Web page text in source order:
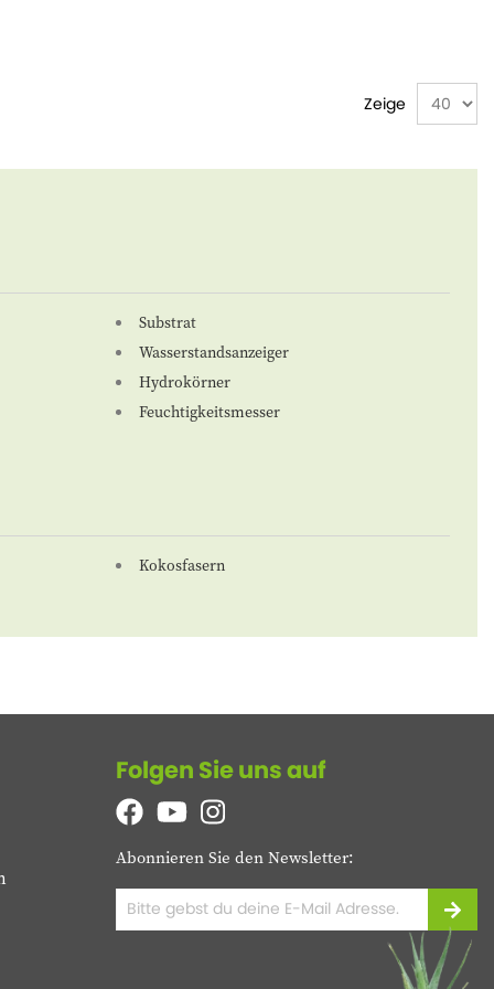
Zeige
Substrat
Wasserstandsanzeiger
Hydrokörner
Feuchtigkeitsmesser
Kokosfasern
Folgen Sie uns auf
Abonnieren Sie den Newsletter: